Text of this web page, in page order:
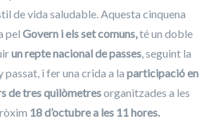
de vida saludable. Aquesta cinquena
pel Govern i els set comuns,té un doble
un repte nacional de passes, seguint la
passat, i fer una crida a la participació en
de tres quilòmetresorganitzades a les
18 d’octubre a les 11 hores.